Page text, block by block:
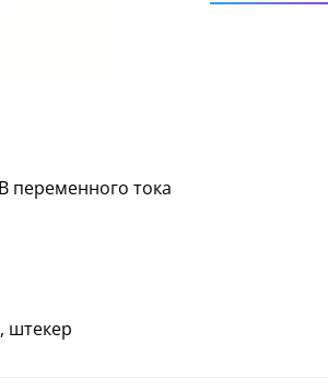
переменного тока
штекер